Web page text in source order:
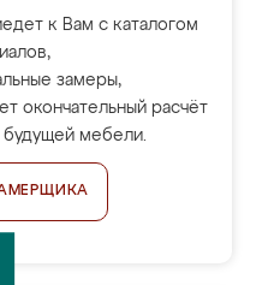
к Вам с каталогом
замеры,
окончательный расчёт
мебели.